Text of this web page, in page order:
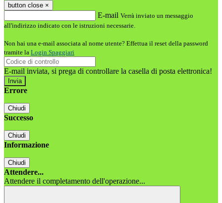
button close ×
E-mail Verrà inviato un messaggio
all'indirizzo indicato con le istruzioni necessarie.
Non hai una e-mail associata al nome utente? Effettua il reset della password
tramite la Login Spaggiari
E-mail inviata, si prega di controllare la casella di posta elettronica!
Errore
Chiudi
Successo
Chiudi
Informazione
Chiudi
Attendere...
Attendere il completamento dell'operazione...